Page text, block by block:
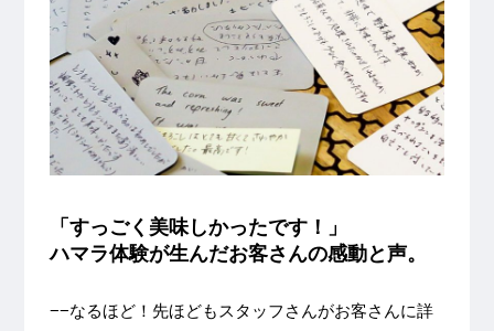
「すっごく美味しかったです！」
ハマラ体験が生んだお客さんの感動と声。
−−なるほど！先ほどもスタッフさんがお客さんに詳